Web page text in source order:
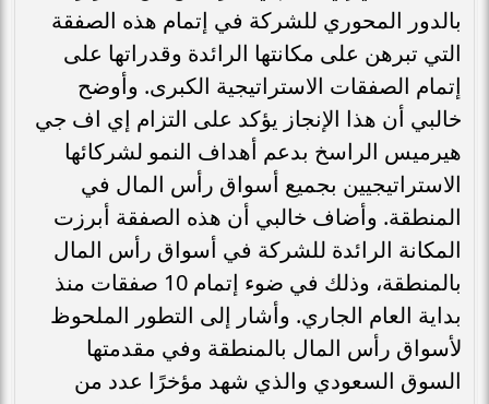
بالدور المحوري للشركة في إتمام هذه الصفقة
التي تبرهن على مكانتها الرائدة وقدراتها على
إتمام الصفقات الاستراتيجية الكبرى. وأوضح
خالبي أن هذا الإنجاز يؤكد على التزام إي اف جي
هيرميس الراسخ بدعم أهداف النمو لشركائها
الاستراتيجيين بجميع أسواق رأس المال في
المنطقة. وأضاف خالبي أن هذه الصفقة أبرزت
المكانة الرائدة للشركة في أسواق رأس المال
بالمنطقة، وذلك في ضوء إتمام 10 صفقات منذ
بداية العام الجاري. وأشار إلى التطور الملحوظ
لأسواق رأس المال بالمنطقة وفي مقدمتها
السوق السعودي والذي شهد مؤخرًا عدد من